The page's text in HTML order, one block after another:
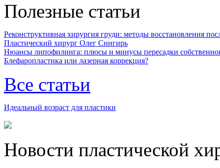
Полезные статьи
Реконструктивная хирургия груди: методы восстановления
Пластический хирург Олег Снигирь
Нюансы липофилинга: плюсы и минусы пересадки
Блефаропластика или лазерная коррекция?
Все статьи
Идеальный возраст для пластики
Новости пластической